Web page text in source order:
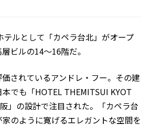
ルとして「カペラ台北」がオープ
ビルの14～16階だ。
されているアンドレ・フー。その建
でも「HOTEL THEMITSUI KYOT
」の設計で注目された。「カペラ台
のように寛げるエレガントな空間を